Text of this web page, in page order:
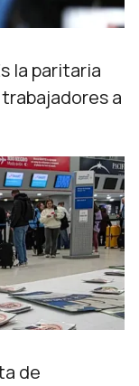
la paritaria
a
de